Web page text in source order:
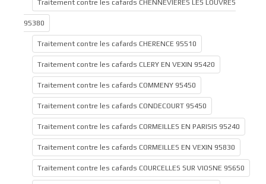
Traitement contre les cafards CHENNEVIERES LES LOUVRES
95380
Traitement contre les cafards CHERENCE 95510
Traitement contre les cafards CLERY EN VEXIN 95420
Traitement contre les cafards COMMENY 95450
Traitement contre les cafards CONDECOURT 95450
Traitement contre les cafards CORMEILLES EN PARISIS 95240
Traitement contre les cafards CORMEILLES EN VEXIN 95830
Traitement contre les cafards COURCELLES SUR VIOSNE 95650